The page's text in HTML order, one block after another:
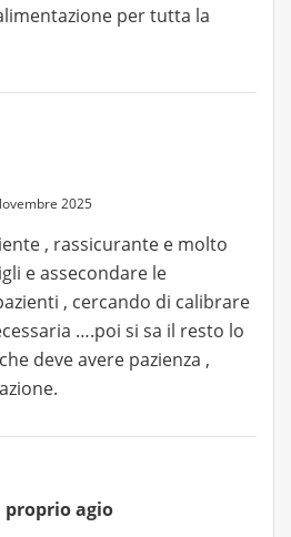
per tutta la
2025
, rassicurante e molto
e assecondare le
, cercando di calibrare
….poi si sa il resto lo
deve avere pazienza ,
agio